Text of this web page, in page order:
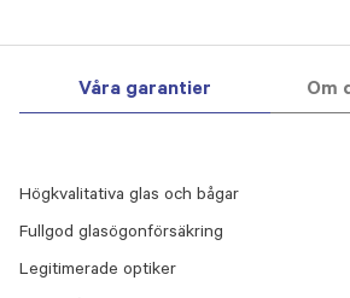
Våra garantier Om
Högkvalitativa glas och bågar
Fullgod glasögonförsäkring
Legitimerade optiker